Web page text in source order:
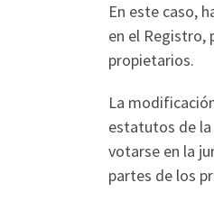
En este caso,
en el Registro,
propietarios.
La
estatutos de
votarse en la
partes de los